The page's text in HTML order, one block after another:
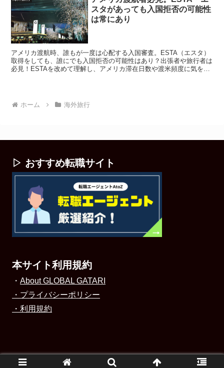
スタがあっても入国拒否の可能性
は常にあり
アメリカ渡航時、誰もが一度は心配する入国審査。ESTA（エスタ）
取得をしても、誰にでも入国拒否の可能性はあり？出張者や旅行者は
必見！ESTAを改めて理解し、アメリカ滞在日数や渡米頻度に気を遣
ホーム 海外旅行
▷ おすすめ転職サイト
本サイト利用規約
・ About GLOBAL GATARI
・プライバシーポリシー
・利用規約
© 2023 GLOBAL GATARI.